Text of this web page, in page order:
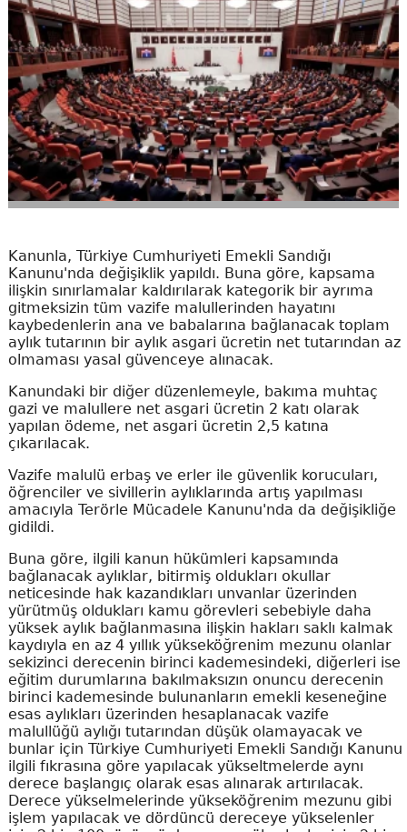
Kanunla, Türkiye Cumhuriyeti Emekli Sandığı
Kanunu'nda değişiklik yapıldı. Buna göre, kapsama
ilişkin sınırlamalar kaldırılarak kategorik bir ayrıma
gitmeksizin tüm vazife malullerinden hayatını
kaybedenlerin ana ve babalarına bağlanacak toplam
aylık tutarının bir aylık asgari ücretin net tutarından az
olmaması yasal güvenceye alınacak.
Kanundaki bir diğer düzenlemeyle, bakıma muhtaç
gazi ve malullere net asgari ücretin 2 katı olarak
yapılan ödeme, net asgari ücretin 2,5 katına
çıkarılacak.
Vazife malulü erbaş ve erler ile güvenlik korucuları,
öğrenciler ve sivillerin aylıklarında artış yapılması
amacıyla Terörle Mücadele Kanunu'nda da değişikliğe
gidildi.
Buna göre, ilgili kanun hükümleri kapsamında
bağlanacak aylıklar, bitirmiş oldukları okullar
neticesinde hak kazandıkları unvanlar üzerinden
yürütmüş oldukları kamu görevleri sebebiyle daha
yüksek aylık bağlanmasına ilişkin hakları saklı kalmak
kaydıyla en az 4 yıllık yükseköğrenim mezunu olanlar
sekizinci derecenin birinci kademesindeki, diğerleri ise
eğitim durumlarına bakılmaksızın onuncu derecenin
birinci kademesinde bulunanların emekli keseneğine
esas aylıkları üzerinden hesaplanacak vazife
malullüğü aylığı tutarından düşük olamayacak ve
bunlar için Türkiye Cumhuriyeti Emekli Sandığı Kanunu
ilgili fıkrasına göre yapılacak yükseltmelerde aynı
derece başlangıç olarak esas alınarak artırılacak.
Derece yükselmelerinde yükseköğrenim mezunu gibi
işlem yapılacak ve dördüncü dereceye yükselenler